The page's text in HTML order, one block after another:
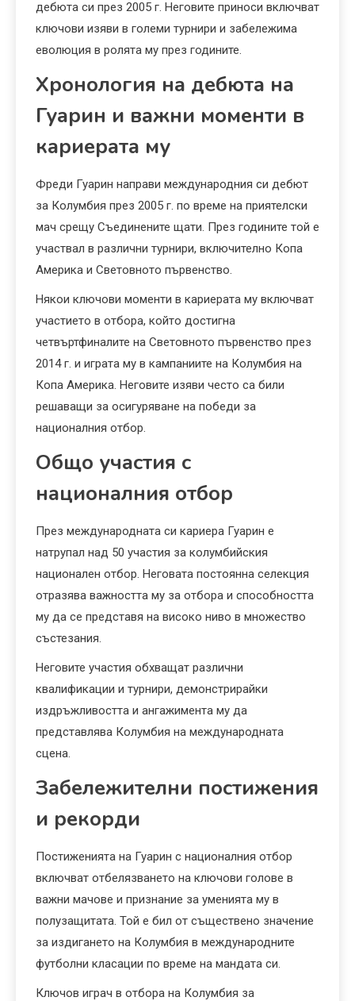
дебюта си през 2005 г. Неговите приноси включват
ключови изяви в големи турнири и забележима
еволюция в ролята му през годините.
Хронология на дебюта на
Гуарин и важни моменти в
кариерата му
Фреди Гуарин направи международния си дебют
за Колумбия през 2005 г. по време на приятелски
мач срещу Съединените щати. През годините той е
участвал в различни турнири, включително Копа
Америка и Световното първенство.
Някои ключови моменти в кариерата му включват
участието в отбора, който достигна
четвъртфиналите на Световното първенство през
2014 г. и играта му в кампаниите на Колумбия на
Копа Америка. Неговите изяви често са били
решаващи за осигуряване на победи за
националния отбор.
Общо участия с
националния отбор
През международната си кариера Гуарин е
натрупал над 50 участия за колумбийския
национален отбор. Неговата постоянна селекция
отразява важността му за отбора и способността
му да се представя на високо ниво в множество
състезания.
Неговите участия обхващат различни
квалификации и турнири, демонстрирайки
издръжливостта и ангажимента му да
представлява Колумбия на международната
сцена.
Забележителни постижения
и рекорди
Постиженията на Гуарин с националния отбор
включват отбелязването на ключови голове в
важни мачове и признание за уменията му в
полузащитата. Той е бил от съществено значение
за издигането на Колумбия в международните
футболни класации по време на мандата си.
Ключов играч в отбора на Колумбия за